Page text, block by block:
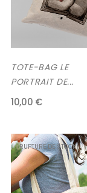
TOTE-BAG LE
PORTRAIT DE...
10,00 €
RUPTURE DE STOCK